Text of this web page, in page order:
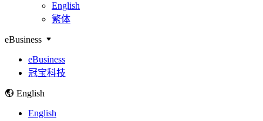
English
繁体
eBusiness
eBusiness
冠宝科技
English
English